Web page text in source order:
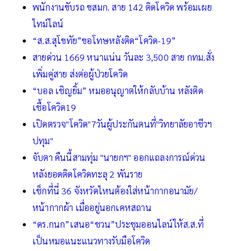
พนักงานขับรถ ขสมก. สาย 142 ติดโควิด พร้อมเผย
ไทม์ไลน์
“ส.ส.สุโขทัย”ขอโทษหลังติด“โควิด-19”
สายด่วน 1669 หนาแน่น วันละ 3,500 สาย กทม.สั่ง
เพิ่มคู่สาย ส่งต่อผู้ป่วยโควิด
“บอล เชิญยิ้ม” หมออนุญาตให้กลับบ้าน หลังติด
เชื้อโควิด19
เปิดตรวจ"โควิด"7วันผู้ประกันตนที่"วิทยาลัยอาชีวฯ
ปทุม"
จับตา คืนนี้สามทุ่ม "นายกฯ" ออกแถลงการณ์ด่วน
หลังยอดติดโควิดทะลุ 2 พันราย
เช็กที่นี่ 36 จังหวัดไหนต้องใส่หน้ากากอนามัย/
หน้ากากผ้า เมื่ออยู่นอกเคหสถาน
“ดร.กนก”เสนอ“ชวน”ประชุมออนไลน์ให้ส.ส.ที่
เป็นหมอแนะแนวทางรับมือโควิด